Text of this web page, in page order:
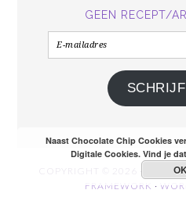
GEEN RECEPT/
E-
mailadres
COPYRIGHT © 2026 ·
FRAMEWORK ·
Naast Chocolate Chip Cookies
Digitale Cookies. Vind je